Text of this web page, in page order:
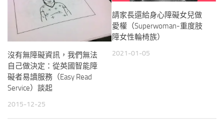
沒有無障礙資訊，我們無法
自己做決定：從英國智能障
礙者易讀服務（Easy Read
Service）談起
2015-12-25
請家長還給身心障礙女兒做
愛權（Superwoman-重度肢
障女性輪椅族）
2021-01-05